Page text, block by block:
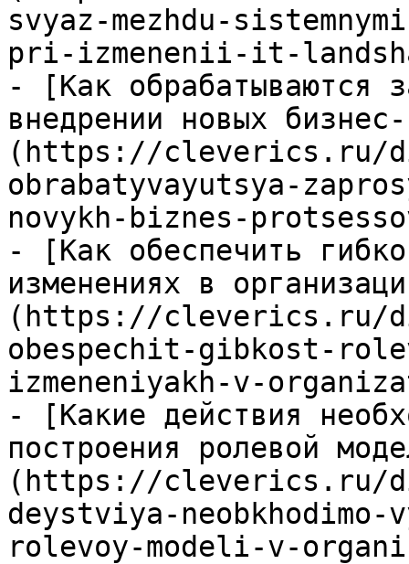
svyaz-mezhdu-
pri-izmenenii-it-
- [Как обрабатываются
внедрении новых
(https://cleverics.ru/
obrabatyvayutsya-
novykh-biznes-
- [Как обеспечить
изменениях в
(https://cleverics.ru/
obespechit-gibkost-
izmeneniyakh-v-
- [Какие действия
построения ролевой
(https://cleverics.ru/
deystviya-
rolevoy-modeli-v-